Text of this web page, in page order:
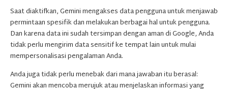
Saat diaktifkan, Gemini mengakses data pengguna untuk menjawab
permintaan spesifik dan melakukan berbagai hal untuk pengguna.
Dan karena data ini sudah tersimpan dengan aman di Google, Anda
tidak perlu mengirim data sensitif ke tempat lain untuk mulai
mempersonalisasi pengalaman Anda.
Anda juga tidak perlu menebak dari mana jawaban itu berasal:
Gemini akan mencoba merujuk atau menjelaskan informasi yang